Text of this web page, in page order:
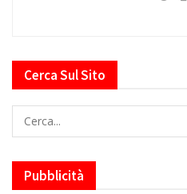
Cerca Sul Sito
Pubblicità